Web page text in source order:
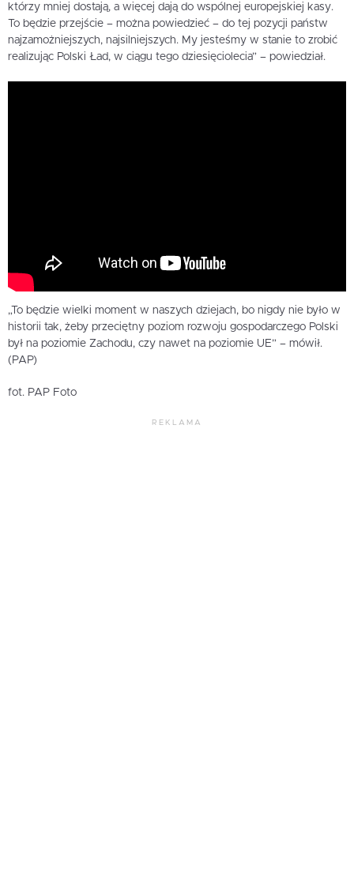
którzy mniej dostają, a więcej dają do wspólnej europejskiej kasy.
To będzie przejście – można powiedzieć – do tej pozycji państw
najzamożniejszych, najsilniejszych. My jesteśmy w stanie to zrobić
realizując Polski Ład, w ciągu tego dziesięciolecia” – powiedział.
„To będzie wielki moment w naszych dziejach, bo nigdy nie było w
historii tak, żeby przeciętny poziom rozwoju gospodarczego Polski
był na poziomie Zachodu, czy nawet na poziomie UE” – mówił.
(PAP)
fot. PAP Foto
REKLAMA